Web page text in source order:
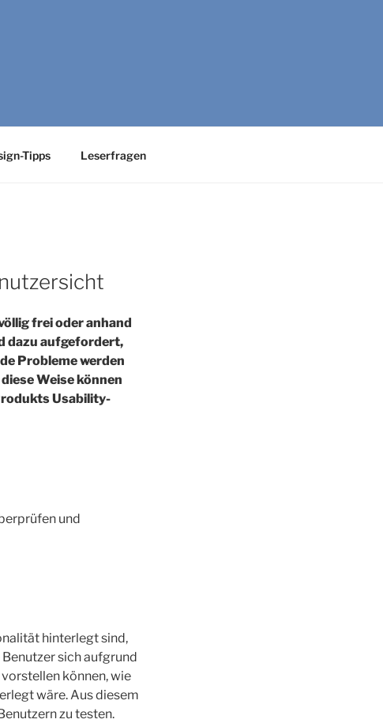
Tipps Leserfragen
frei oder anhand
dazu aufgefordert,
Probleme werden
Weise können
Usability-
und
hinterlegt sind,
sich aufgrund
können, wie
wäre. Aus diesem
zu testen.